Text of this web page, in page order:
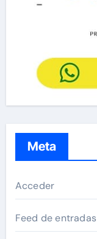
Meta
Acceder
Feed de entradas